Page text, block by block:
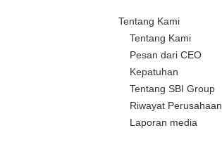
Tentang Kami
Tentang Kami
Pesan dari CEO
Kepatuhan
Tentang SBI Group
Riwayat Perusahaan
Laporan media